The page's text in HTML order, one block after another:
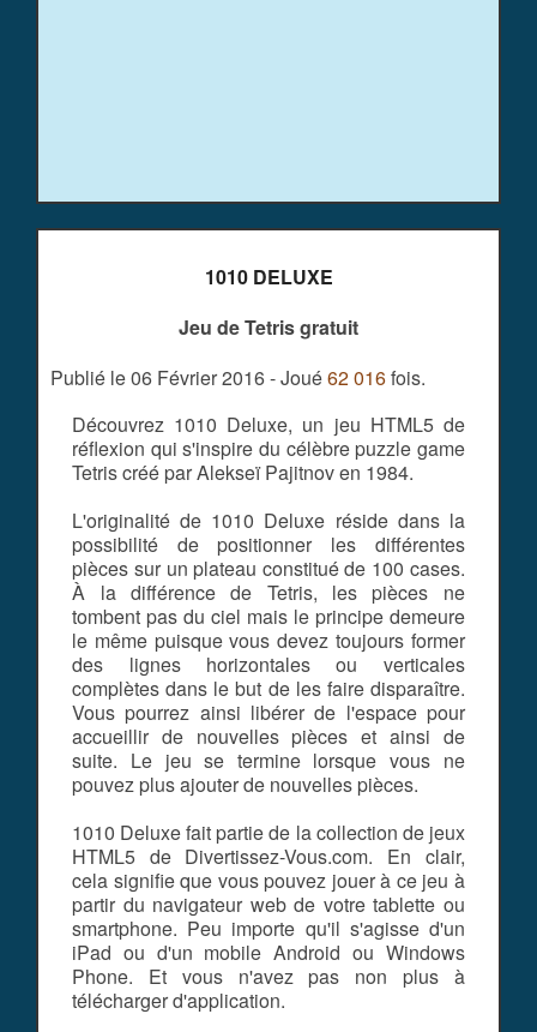
1010 DELUXE
Jeu de Tetris gratuit
Publié le 06 Février 2016 - Joué62 016fois.
Découvrez 1010 Deluxe, un jeu HTML5 de
réflexion qui s'inspire du célèbre puzzle game
Tetris créé par Alekseï Pajitnov en 1984.
L'originalité de 1010 Deluxe réside dans la
possibilité de positionner les différentes
pièces sur un plateau constitué de 100 cases.
À la différence de Tetris, les pièces ne
tombent pas du ciel mais le principe demeure
le même puisque vous devez toujours former
des lignes horizontales ou verticales
complètes dans le but de les faire disparaître.
Vous pourrez ainsi libérer de l'espace pour
accueillir de nouvelles pièces et ainsi de
suite. Le jeu se termine lorsque vous ne
pouvez plus ajouter de nouvelles pièces.
1010 Deluxe fait partie de la collection de jeux
HTML5 de Divertissez-Vous.com. En clair,
cela signifie que vous pouvez jouer à ce jeu à
partir du navigateur web de votre tablette ou
smartphone. Peu importe qu'il s'agisse d'un
iPad ou d'un mobile Android ou Windows
Phone. Et vous n'avez pas non plus à
télécharger d'application.